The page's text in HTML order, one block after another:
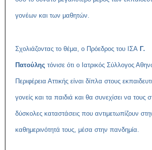
γονέων και των μαθητών.
Σχολιάζοντας το θέμα, ο Πρόεδρος του ΙΣΑ Γ.
Πατούλης τόνισε ότι ο Ιατρικός Σύλλογος
Περιφέρεια Αττικής είναι δίπλα στους
γονείς και τα παιδιά και θα συνεχίσει να τους
δύσκολες καταστάσεις που αντιμετωπίζουν
καθημερινότητά τους, μέσα στην πανδημία.